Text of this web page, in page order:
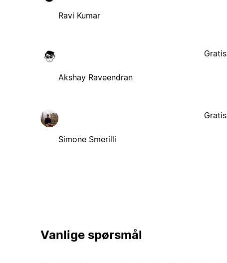
Ravi Kumar
Akshay Raveendran
Gratis
Simone Smerilli
Gratis
Vanlige spørsmål